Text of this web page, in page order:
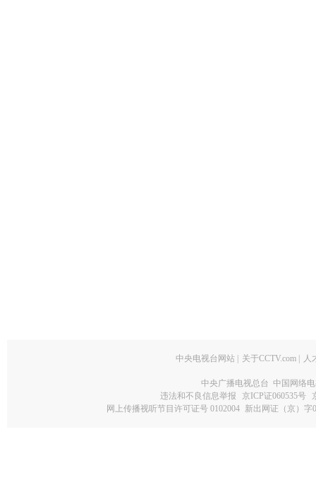
中央电视台网站 关于CCTV.com 人
中央广播电视总台 中国网络
违法和不良信息举报
京ICP证060535号
网上传播视听节目许可证号 0102004 新出网证（京）